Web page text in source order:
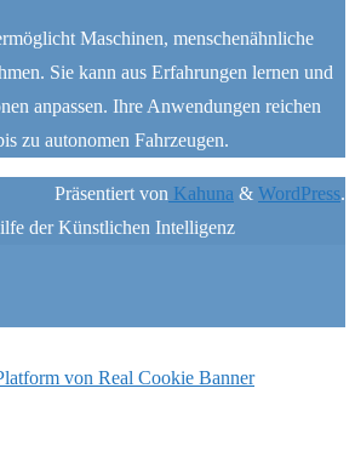
Maschinen, menschenähnliche
Sie kann aus Erfahrungen lernen und
anpassen. Ihre Anwendungen reichen
zu autonomen Fahrzeugen.
Präsentiert von Kahuna & WordPress.
der Künstlichen Intelligenz
von Real Cookie Banner